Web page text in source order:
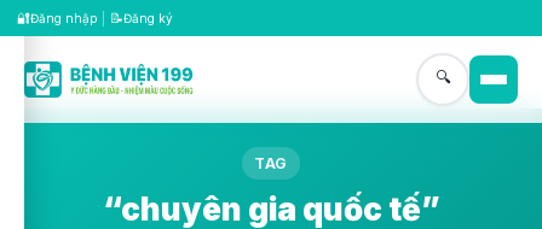
🔐Đăng nhập 📝Đăng ký
🔍
TAG
“chuyên gia quốc tế”